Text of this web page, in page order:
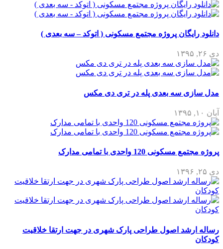
دانلود رایگان پروژه مجتمع مسکونی ( اتوکد – سه بعدی )
دی ۲۶, ۱۳۹۵
مدل سازی سه بعدی پله در تری دی مکس
آبان ۱۰, ۱۳۹۵
پروژه مجتمع مسکونی 120 واحدی با تمامی مدارک
دی ۲۵, ۱۳۹۶
رساله ارشد اصول طراحی پارک شهری در جهت ارتقا خلاقیت
کودکان